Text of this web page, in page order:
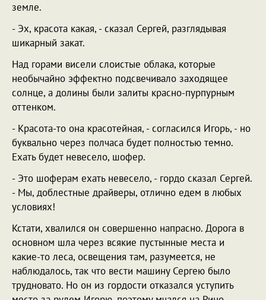
земле.
- Эх, красота какая, - сказал Сергей, разглядывая
шикарный закат.
Над горами висели слоистые облака, которые
необычайно эффектно подсвечивало заходящее
солнце, а долины были залиты красно-пурпурным
оттенком.
- Красота-то она красотейная, - согласился Игорь, - но
буквально через полчаса будет полностью темно.
Ехать будет невесело, шофер.
- Это шоферам ехать невесело, - гордо сказал Сергей.
- Мы, доблестные драйверы, отлично едем в любых
условиях!
Кстати, хвалился он совершенно напрасно. Дорога в
основном шла через всякие пустынные места и
какие-то леса, освещения там, разумеется, не
наблюдалось, так что вести машину Сергею было
трудновато. Но он из гордости отказался уступить